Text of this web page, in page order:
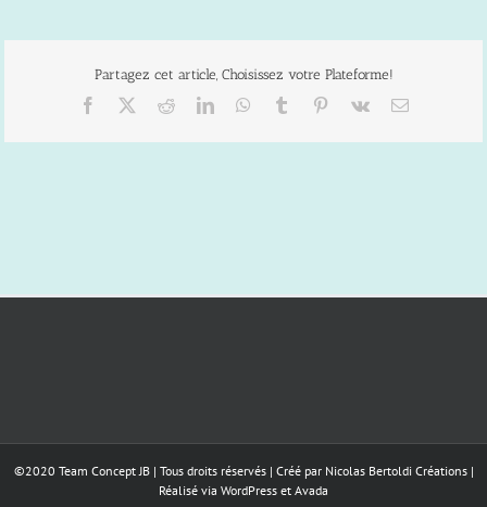
Partagez cet article, Choisissez votre Plateforme!
Facebook RedditLinkedInWhatsApp
Tumblr Pinterest
Vk Email
©2020 Team Concept JB | Tous droits réservés | Créé par Nicolas Bertoldi Créations|
Réalisé via WordPress et Avada